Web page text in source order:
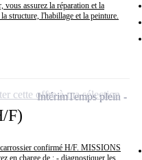
assurez la réparation et la
structure, l'habillage et la peinture.
F)
confirmé H/F. MISSIONS
en charge de : - diagnostiquer les
IntérimTemps plein
cette offre à ma sélection